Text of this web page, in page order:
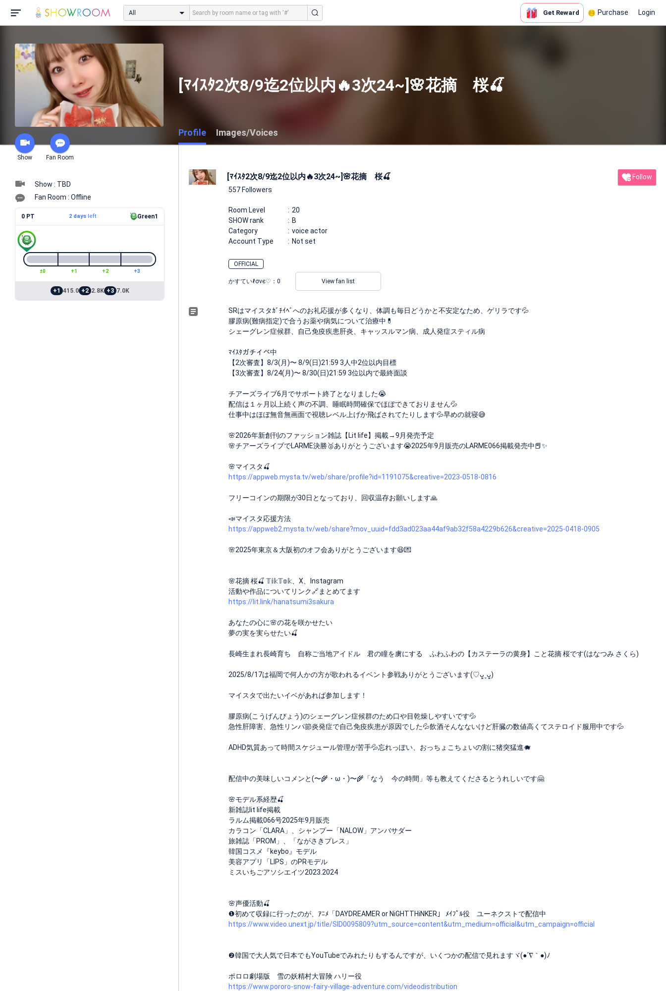
All Get Reward Purchase Login
Show Fan Room
[ﾏｲｽﾀ2次8/9迄2位以内🔥3次24~]🌸花摘 桜🍒
Profile Images/Voices
Show : TBD
Fan Room : Offline
0 PT 2 daysleft Green1
±0 +1 +2 +3
+1 415.0 +2 2.8K +3 7.0K
[ﾏｲｽﾀ2次8/9迄2位以内🔥3次24~]🌸花摘 桜🍒
557 Followers
Follow
Room Level
20
SHOW rank
B
Category
voice actor
Account Type
Not set
OFFICIAL
かすていℓσνє♡： 0 View fan list
SRはマイスタｶﾞﾁｲﾍﾞへのお礼応援が多くなり、体調も毎日どうかと不安定なため、ゲリラです💦
膠原病(難病指定)で合うお薬や病気について治療中💊
シェーグレン症候群、自己免疫疾患肝炎、キャッスルマン病、成人発症スティル病
ﾏｲｽﾀガチイベ中
【2次審査】8/3(月)〜 8/9(日)21:59 3人中2位以内目標
【3次審査】8/24(月)〜 8/30(日)21:59 3位以内で最終面談
チアーズライブ6月でサポート終了となりました😭
配信は１ヶ月以上続く声の不調、睡眠時間確保でほぼできておりません💦
仕事中はほぼ無音無画面で視聴レベル上げか飛ばされてたりします💦早めの就寝😅
🌸2026年新創刊のファッション雑誌【Lit life】掲載→9月発売予定
🌸チアーズライブでLARME決勝🥈ありがとうございます😭2025年9月販売のLARME066掲載発売中📕✨
🌸マイスタ🍒
https://appweb.mysta.tv/web/share/profile?id=1191075&creative=2023-0518-0816
フリーコインの期限が30日となっており、回収温存お願いします🙏
📣マイスタ応援方法
https://appweb2.mysta.tv/web/share?mov_uuid=fdd3ad023aa44af9ab32f58a4229b626&creative=2025-0418-0905
🌸2025年東京＆大阪初のオフ会ありがとうございます😆💌
🌸花摘 桜🍒 𝕋𝕚𝕜𝕋𝕠𝕜、X、Instagram
活動や作品についてリンク🔗まとめてます
https://lit.link/hanatsumi3sakura
あなたの心に🌸の花を咲かせたい
夢の実を実らせたい🍒
長崎生まれ長崎育ち 自称ご当地アイドル 君の瞳を虜にする ふわふわの【カステーラの黄身】こと花摘 桜です(はなつみ さくら)
2025/8/17は福岡で何人かの方が歌われるイベント参戦ありがとうございます(♡ᴗ͈ˬᴗ͈)
マイスタで出たいイベがあれば参加します！
膠原病(こうげんびょう)のシェーグレン症候群のため口や目乾燥しやすいです💦
急性肝障害、急性リンパ節炎発症で自己免疫疾患が原因でした💦飲酒そんなないけど肝臓の数値高くてステロイド服用中です💦
ADHD気質あって時間スケジュール管理が苦手💦忘れっぽい、おっちょこちょいの割に猪突猛進🐗
配信中の美味しいコメンと(〜🌾・ω・)〜🌾「なう 今の時間」等も教えてくださるとうれしいです🤗
🌸モデル系経歴🍒
新雑誌lit life掲載
ラルム掲載066号2025年9月販売
カラコン「CLARA」、シャンプー「NALOW」アンバサダー
旅雑誌「PROM」、「ながさきプレス」
韓国コスメ『keybo』モデル
美容アプリ「LIPS」のPRモデル
ミスいちごアソシエイツ2023.2024
🌸声優活動🍒
❶初めて収録に行ったのが、ｱﾆﾒ「DAYDREAMER or NiGHTTHiNKER」 ﾒｲﾌﾟﾙ役 ユーネクストで配信中
https://www.video.unext.jp/title/SID0095809?utm_source=content&utm_medium=official&utm_campaign=official
❷韓国で大人気で日本でもYouTubeでみれたりもするんですが、いくつかの配信で見れますヾ(●´∇｀●)ﾉ
ポロロ劇場版 雪の妖精村大冒険 ハリー役
https://www.pororo-snow-fairy-village-adventure.com/videodistribution